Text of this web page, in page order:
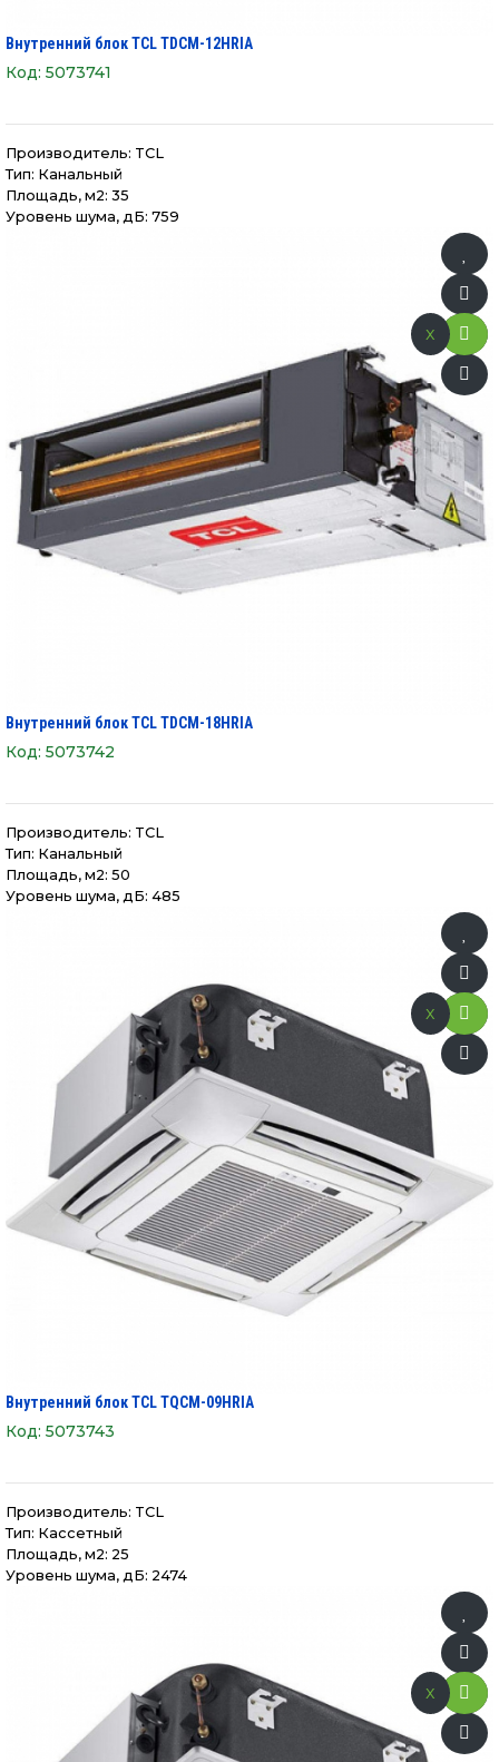
Внутренний блок TCL TDCM-12HRIA
Код: 5073741
Производитель: TCL
Тип: Канальный
Площадь, м2: 35
Уровень шума, дБ: 759
Внутренний блок TCL TDCM-18HRIA
Код: 5073742
x
Производитель: TCL
Тип: Канальный
Площадь, м2: 50
Уровень шума, дБ: 485
Внутренний блок TCL TQCM-09HRIA
Код: 5073743
x
Производитель: TCL
Тип: Кассетный
Площадь, м2: 25
Уровень шума, дБ: 2474
x